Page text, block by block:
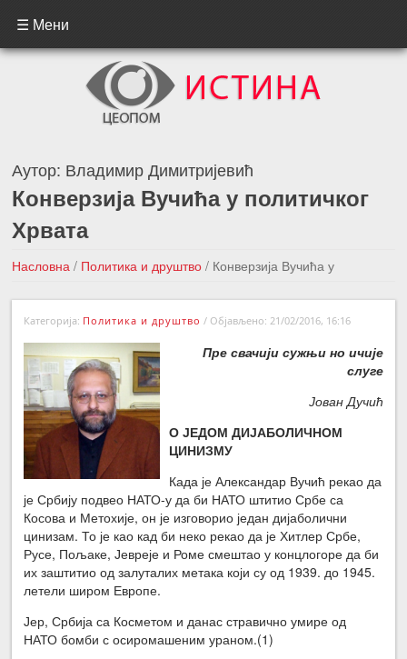
☰ Мени
Аутор: Владимир Димитријевић
Конверзија Вучића у политичког
Хрвата
Насловна / Политика и друштво / Конверзија Вучића у
политичког Хрвата
←Претходна вест
Следећа вест →
Категорија: Политика и друштво / Објављено: 21/02/2016, 16:16
Пре свачији сужњи но ичије
слуге
Јован Дучић
О ЈЕДОМ ДИЈАБОЛИЧНОМ
ЦИНИЗМУ
Када је Александар Вучић рекао да
је Србију подвео НАТО-у да би НАТО штитио Србе са
Косова и Метохије, он је изговорио један дијаболични
цинизам. То је као кад би неко рекао да је Хитлер Србе,
Русе, Пољаке, Јевреје и Роме смештао у концлогоре да би
их заштитио од залуталих метака који су од 1939. до 1945.
летели широм Европе.
Јер, Србија са Косметом и данас стравично умире од
НАТО бомби с осиромашеним ураном.(1)